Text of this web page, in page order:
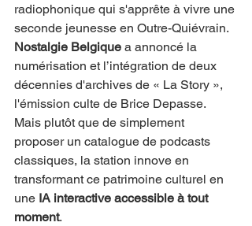
radiophonique qui s'apprête à vivre une
seconde jeunesse en Outre-Quiévrain.
Nostalgie Belgique a annoncé la
numérisation et l’intégration de deux
décennies d'archives de « La Story »,
l'émission culte de Brice Depasse.
Mais plutôt que de simplement
proposer un catalogue de podcasts
classiques, la station innove en
transformant ce patrimoine culturel en
une IA interactive accessible à tout
moment.